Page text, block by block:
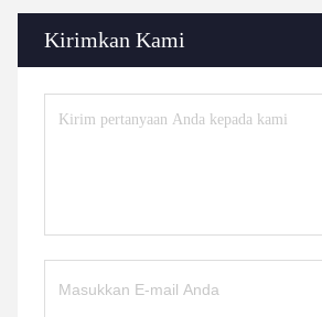
Kirimkan Kami